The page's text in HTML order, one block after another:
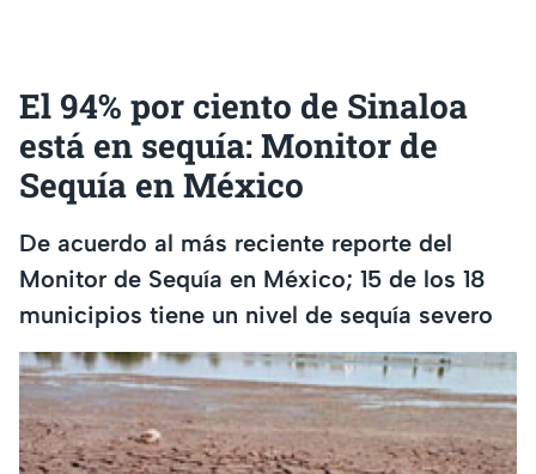
El 94% por ciento de Sinaloa
está en sequía: Monitor de
Sequía en México
De acuerdo al más reciente reporte del
Monitor de Sequía en México; 15 de los 18
municipios tiene un nivel de sequía severo